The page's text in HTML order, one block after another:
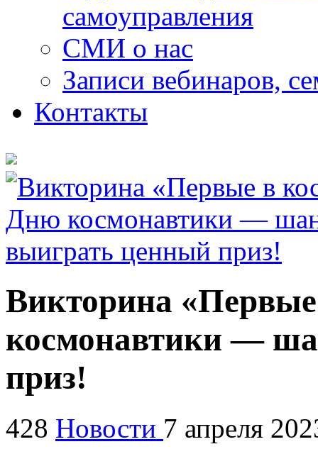
самоуправления
СМИ о нас
Записи вебинаров,
Контакты
Викторина
космонавтики —
приз!
428 Новости 7 апреля